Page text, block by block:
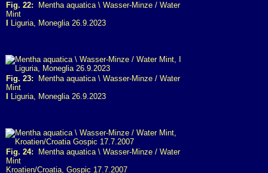
Fig. 22: Mentha aquatica \ Wasser-Minze / Water
Mint
Liguria, Moneglia 26.9.2023
Fig. 23: Mentha aquatica \ Wasser-Minze / Water
Mint
Liguria, Moneglia 26.9.2023
Fig. 24: Mentha aquatica \ Wasser-Minze / Water
Mint
Kroatien/Croatia, Gospic 17.7.2007